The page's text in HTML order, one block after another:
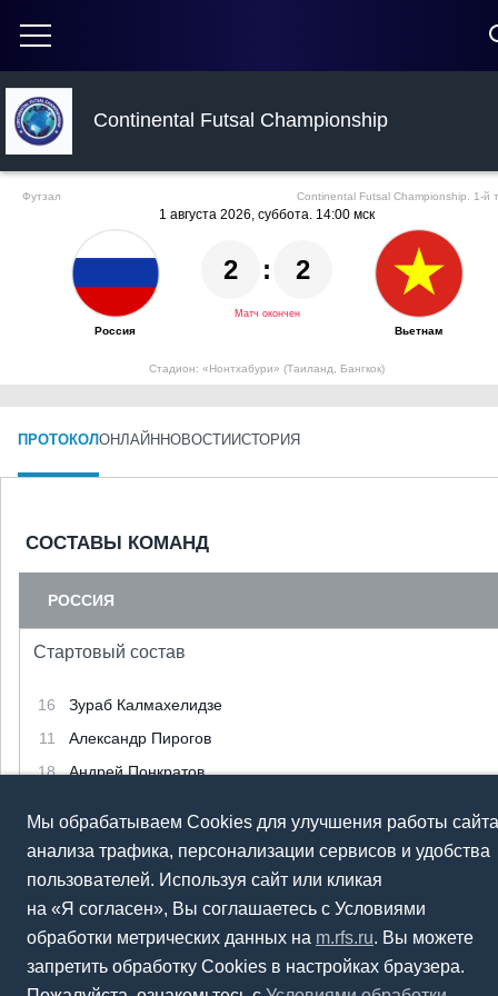
Continental Futsal Championship
Футзал
1 августа 2026, суббота. 14:00 мск
Continental Futsal Championship. 1-й
Россия
2 : 2
Матч окончен
Вьетнам
Стадион: ​«Нонтхабури»​​ (Таиланд, Бангкок)
ПРОТОКОЛОНЛАЙН НОВОСТИ ИСТОРИЯ
СОСТАВЫ КОМАНД
РОССИЯ
Стартовый состав
16
Зураб Калмахелидзе
11
Александр Пирогов
18
Андрей Понкратов
Запасные
1 Кирилл Щурок (вр)
15
Григорий Валеев
Мы обрабатываем Cookies для улучшения работы
анализа трафика, персонализации сервисов и удобства
пользователей. Используя сайт или кликая
на «Я согласен», Вы соглашаетесь с Условиями
обработки метрических данных на m.rfs.ru. Вы можете
запретить обработку Cookies в настройках браузера.